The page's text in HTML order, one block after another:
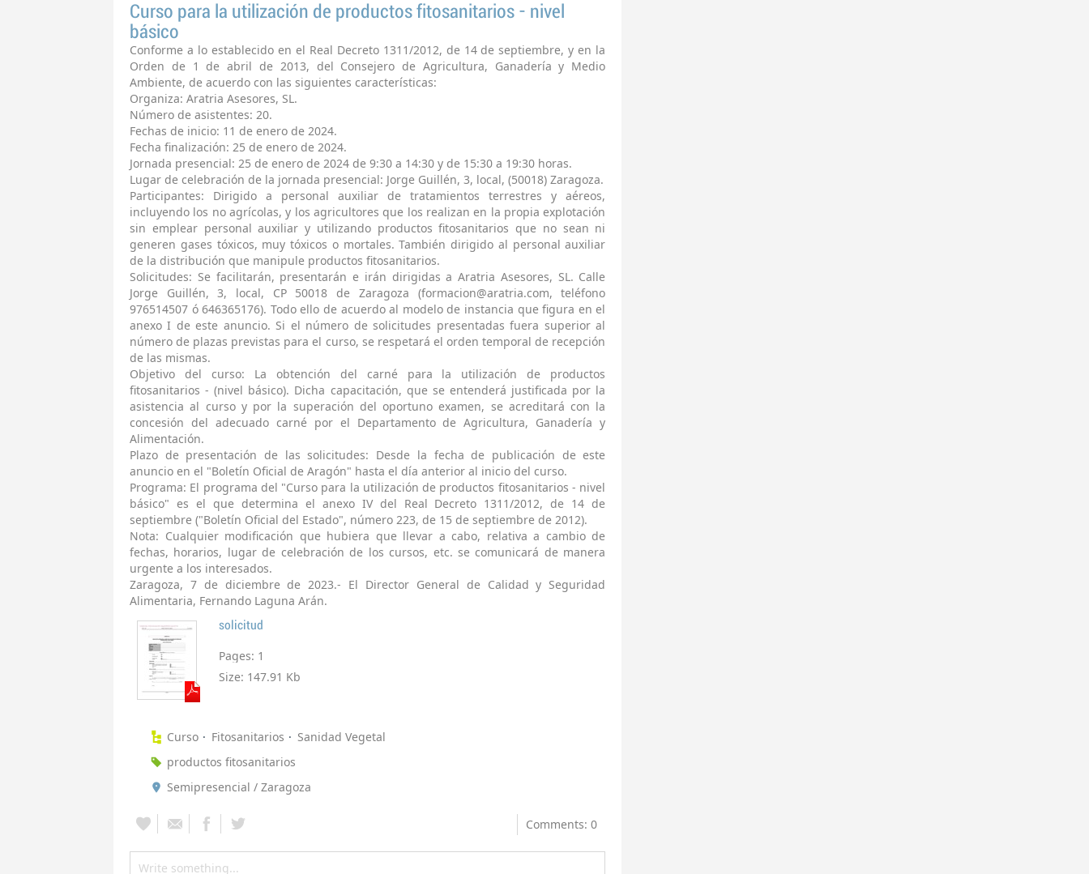
Curso para la utilización de productos fitosanitarios - nivel
básico
Conforme a lo establecido en el Real Decreto 1311/2012, de 14 de septiembre, y en la
Orden de 1 de abril de 2013, del Consejero de Agricultura, Ganadería y Medio
Ambiente, de acuerdo con las siguientes características:
Organiza: Aratria Asesores, SL.
Número de asistentes: 20.
Fechas de inicio: 11 de enero de 2024.
Fecha finalización: 25 de enero de 2024.
Jornada presencial: 25 de enero de 2024 de 9:30 a 14:30 y de 15:30 a 19:30 horas.
Lugar de celebración de la jornada presencial: Jorge Guillén, 3, local, (50018) Zaragoza.
Participantes: Dirigido a personal auxiliar de tratamientos terrestres y aéreos,
incluyendo los no agrícolas, y los agricultores que los realizan en la propia explotación
sin emplear personal auxiliar y utilizando productos fitosanitarios que no sean ni
generen gases tóxicos, muy tóxicos o mortales. También dirigido al personal auxiliar
de la distribución que manipule productos fitosanitarios.
Solicitudes: Se facilitarán, presentarán e irán dirigidas a Aratria Asesores, SL. Calle
Jorge Guillén, 3, local, CP 50018 de Zaragoza (formacion@aratria.com, teléfono
976514507 ó 646365176). Todo ello de acuerdo al modelo de instancia que figura en el
anexo I de este anuncio. Si el número de solicitudes presentadas fuera superior al
número de plazas previstas para el curso, se respetará el orden temporal de recepción
de las mismas.
Objetivo del curso: La obtención del carné para la utilización de productos
fitosanitarios - (nivel básico). Dicha capacitación, que se entenderá justificada por la
asistencia al curso y por la superación del oportuno examen, se acreditará con la
concesión del adecuado carné por el Departamento de Agricultura, Ganadería y
Alimentación.
Plazo de presentación de las solicitudes: Desde la fecha de publicación de este
anuncio en el "Boletín Oficial de Aragón" hasta el día anterior al inicio del curso.
Programa: El programa del "Curso para la utilización de productos fitosanitarios - nivel
básico" es el que determina el anexo IV del Real Decreto 1311/2012, de 14 de
septiembre ("Boletín Oficial del Estado", número 223, de 15 de septiembre de 2012).
Nota: Cualquier modificación que hubiera que llevar a cabo, relativa a cambio de
fechas, horarios, lugar de celebración de los cursos, etc. se comunicará de manera
urgente a los interesados.
Zaragoza, 7 de diciembre de 2023.- El Director General de Calidad y Seguridad
Alimentaria, Fernando Laguna Arán.
solicitud
Pages: 1
Size: 147.91 Kb
Curso Fitosanitarios
Sanidad Vegetal
productos fitosanitarios
Semipresencial / Zaragoza
Comments: 0